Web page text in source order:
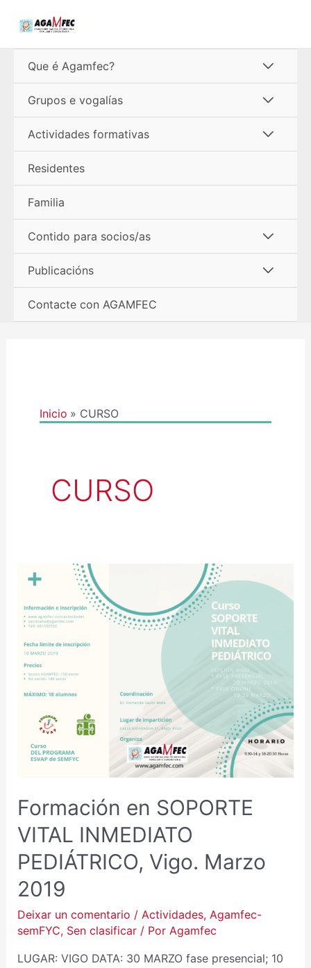
Que é Agamfec?
menú
Grupos e vogalías
menú
Actividades formativas
Residentes
Familia
Contido para socios/as
menú
Publicacións
Contacte con AGAMFEC
Inicio CURSO
CURSO
Formación en SOPORTE
VITAL INMEDIATO
PEDIÁTRICO, Vigo. Marzo
2019
Deixar un comentario / Actividades, Agamfec-
semFYC, Sen clasificar/ Por Agamfec
LUGAR: VIGO DATA: 30 MARZO fase presencial; 10